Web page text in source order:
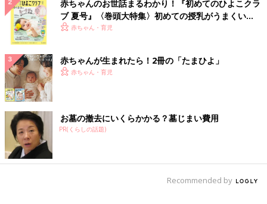
赤ちゃんのお世話まるわかり！『初めてのひよこクラ
ブ 夏号』〈巻頭大特集〉初めての授乳がうまくい
く！ おっぱい・ミルクの基本と夏のトラブル 解決テ
赤ちゃん・育児
赤ちゃんが生まれたら！2冊の「たまひよ」
赤ちゃん・育児
お墓の撤去にいくらかかる？墓じまい費用
PR(くらしの話題)
Recommended by